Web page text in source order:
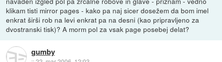
klikam tisti mirror pages - kako pa naj sicer dosežem da bom imel
enkrat širši rob na levi enkrat pa na desni (kao pripravljeno za
dvostranski tisk)? A morm pol za vsak page posebej delat?
gumby